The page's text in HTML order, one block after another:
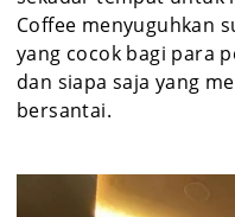
Coffee menyuguhkan
yang cocok bagi para
dan siapa saja yang
bersantai.